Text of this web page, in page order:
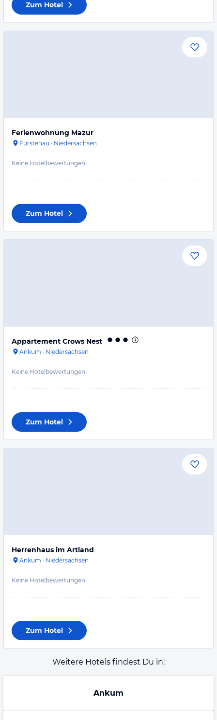
Zum Hotel
Ferienwohnung Mazur
Fürstenau · Niedersachsen
Keine Hotelbewertungen
Zum Hotel
Appartement Crows Nest
Ankum · Niedersachsen
Keine Hotelbewertungen
Zum Hotel
Herrenhaus im Artland
Ankum · Niedersachsen
Keine Hotelbewertungen
Zum Hotel
Weitere Hotels findest Du in:
Ankum